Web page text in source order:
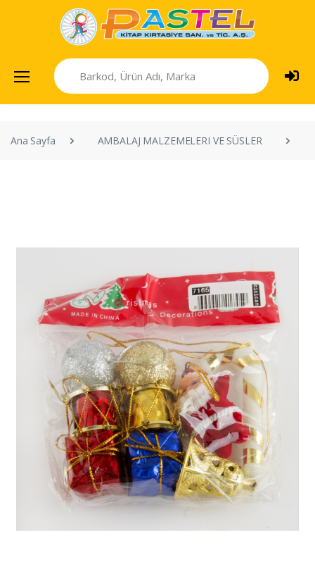
Ana Sayfa AMBALAJ MALZEMELERI VE SÜSLER